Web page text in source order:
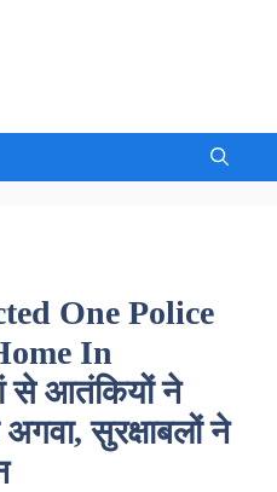
One Police
In
से आतंकियों ने
सुरक्षाबलों ने